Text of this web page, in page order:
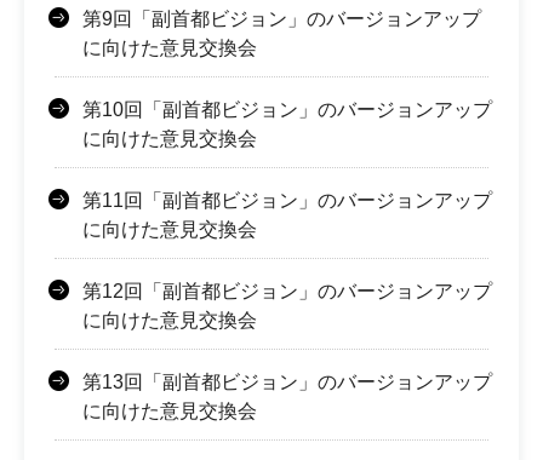
第9回「副首都ビジョン」のバージョンアップ
に向けた意見交換会
第10回「副首都ビジョン」のバージョンアップ
に向けた意見交換会
第11回「副首都ビジョン」のバージョンアップ
に向けた意見交換会
第12回「副首都ビジョン」のバージョンアップ
に向けた意見交換会
第13回「副首都ビジョン」のバージョンアップ
に向けた意見交換会